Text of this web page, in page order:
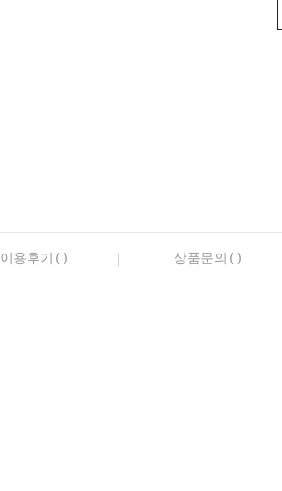
이용후기() 상품문의()